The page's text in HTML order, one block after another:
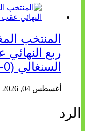
المنتخب
ربع
السنغالي (0-0)
أغسطس 04, 2026
الرد